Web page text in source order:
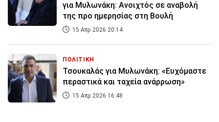
για Μυλωνάκη: Ανοιχτός σε αναβολή
της προ ημερησίας στη Βουλή
15 Απρ 2026 20:14
ΠΟΛΙΤΙΚΗ
Τσουκαλάς για Μυλωνάκη: «Ευχόμαστε
περαστικά και ταχεία ανάρρωση»
15 Απρ 2026 16:48